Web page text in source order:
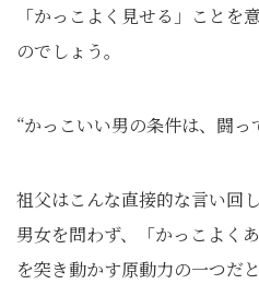
「かっこよく見せる」ことを
のでしょう。
“かっこいい男の条件は、闘っ
祖父はこんな直接的な言い回
男女を問わず、「かっこよく
を突き動かす原動力の一つだと